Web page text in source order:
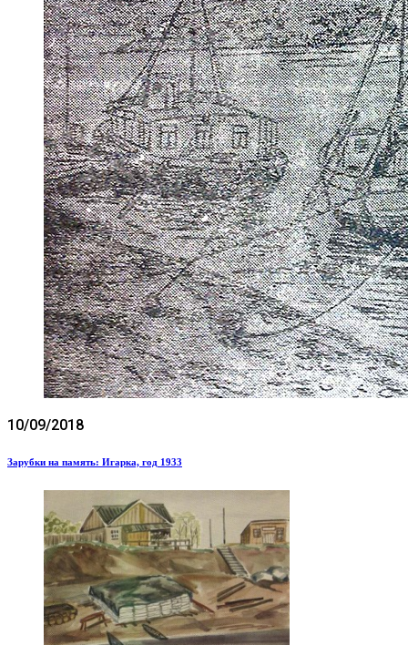
10/09/2018
Зарубки на память: Игарка, год 1933